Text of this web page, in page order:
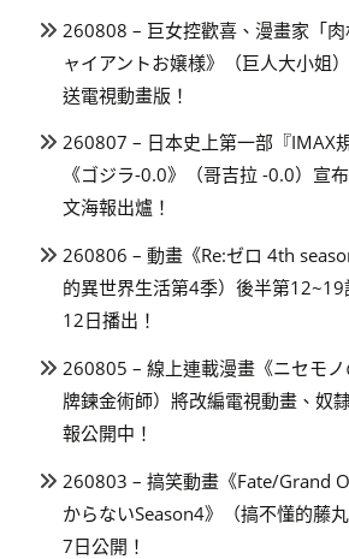
260808 – 巨女控歡喜、漫畫家「
ャイアントお嬢様》（巨人大小姐
送電視動畫版！
260807 – 日本史上第一部『IMAX
《ゴジラ-0.0》（哥吉拉 -0.0）宣
文海報出爐！
260806 – 動畫《Re:ゼロ 4th
的異世界生活第4季）後半第
12日播出！
260805 – 線上連載漫畫《ニセモ
牌鍊金術師）將改編電視動畫、奴
報公開中！
260803 – 搞笑動畫《Fate/Grand
からないSeason4》（搞不懂的藤
7日公開！